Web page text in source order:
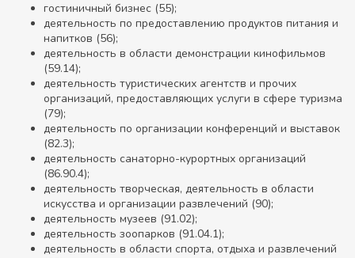
гостиничный бизнес (55);
деятельность по предоставлению продуктов питания и
напитков (56);
деятельность в области демонстрации кинофильмов
(59.14);
деятельность туристических агентств и прочих
организаций, предоставляющих услуги в сфере туризма
(79);
деятельность по организации конференций и выставок
(82.3);
деятельность санаторно-курортных организаций
(86.90.4);
деятельность творческая, деятельность в области
искусства и организации развлечений (90);
деятельность музеев (91.02);
деятельность зоопарков (91.04.1);
деятельность в области спорта, отдыха и развлечений